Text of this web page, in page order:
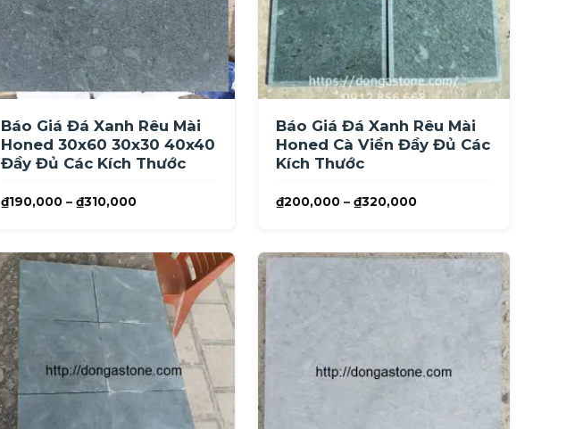
Báo Giá Đá Xanh Rêu Mài
Honed 30x60 30x30 40x40
Đầy Đủ Các Kích Thước
₫190,000 – ₫310,000
₫190,000
đến
₫310,000
Báo Giá Đá Xanh Rêu Mài
Honed Cà Viền Đầy Đủ Các
Kích Thước
₫200,000 – ₫320,000
₫200,000
₫320,000